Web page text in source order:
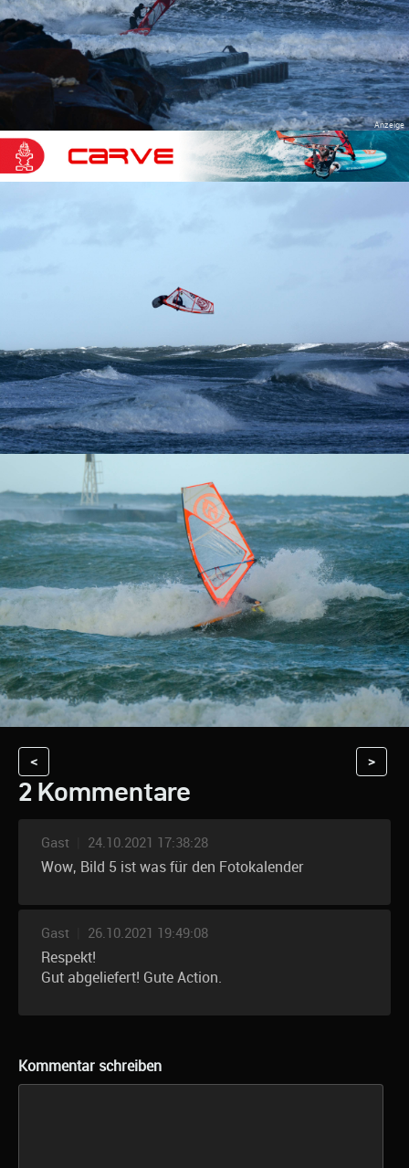
< >
2 Kommentare
Gast 24.10.2021 17:38:28
Wow, Bild 5 ist was für den Fotokalender
Gast 26.10.2021 19:49:08
Respekt!
Gut abgeliefert! Gute Action.
Kommentar schreiben